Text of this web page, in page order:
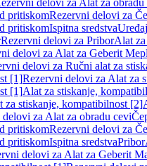
delovi za Alat za obradu
pritiskomRezervni delovi za
pritiskomIspitna sredstva
Rezervni delovi za PriborAlat
delovi za Alat za Geberit
delovi za Ručni alat za
[1]Rezervni delovi za Alat za
[1]Alat za stiskanje,
za stiskanje, kompatibilnost [2]
za Alat za obradu cevi
pritiskomRezervni delovi za
pritiskomIspitna sredstvaPribor
delovi za Alat za Geberit